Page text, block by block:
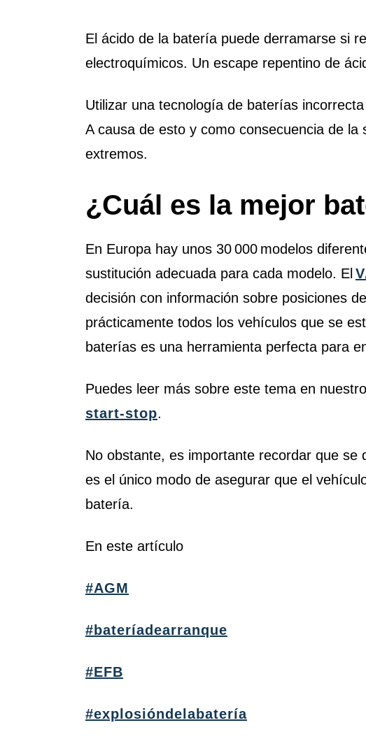
El ácido de la batería puede derramarse si
electroquímicos. Un escape repentino de
Utilizar una tecnología de baterías
A causa de esto y como consecuencia de
extremos.
¿Cuál es la mejor
En Europa hay unos 30 000 modelos
sustitución adecuada para cada modelo. El
decisión con información sobre posiciones
prácticamente todos los vehículos que se
baterías es una herramienta perfecta para
Puedes leer más sobre este tema en
start-stop.
No obstante, es importante recordar que
es el único modo de asegurar que el
batería.
En este artículo
#AGM
#bateríadearranque
#EFB
#explosióndelabatería